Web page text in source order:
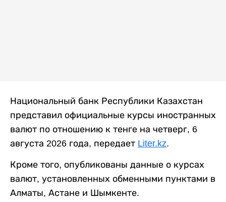
Национальный банк Республики Казахстан
представил официальные курсы иностранных
валют по отношению к тенге на четверг, 6
августа 2026 года, передает Liter.kz.
Кроме того, опубликованы данные о курсах
валют, установленных обменными пунктами в
Алматы, Астане и Шымкенте.